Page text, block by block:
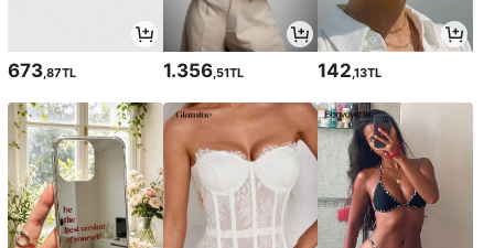
673 ,87TL 1.356,51TL 142 ,13TL